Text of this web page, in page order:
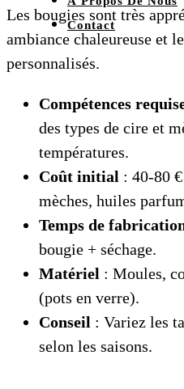
Contact
Les bougies sont très
ambiance chaleureuse et
personnalisés.
Compétences
des types de cire et
températures.
Coût initial : 40-80
mèches, huiles
Temps de
bougie + séchage.
Matériel : Moules,
(pots en verre).
Conseil : Variez les
selon les saisons.